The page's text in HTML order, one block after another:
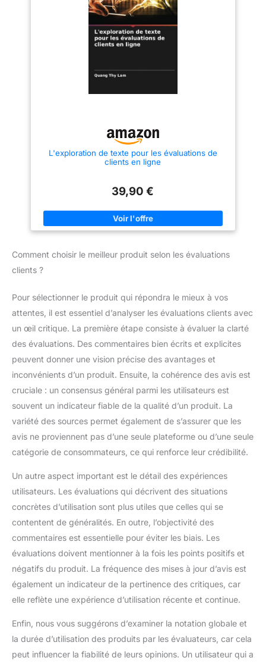
Disponible en format A6 ou A5,
blanc ou transparent ainsi
qu'avec des socles en MDF
Parfait comme présentoir d'avis
TECHNIQUE Prêt à l'emploi,
durable et sans entretien –
critiques Google et de visibilité
L'exploration de texte pour les évaluations de
clients en ligne
39,90 €
Comment choisir le meilleur produit selon les évaluations
clients ?
Pour sélectionner le produit qui répondra le mieux à vos
attentes, il est essentiel d’analyser les évaluations clients avec
un œil critique. La première étape consiste à évaluer la clarté
des évaluations. Des commentaires bien écrits et explicites
peuvent donner une vision précise des avantages et
inconvénients d’un produit. Ensuite, la cohérence des avis est
cruciale : un consensus général parmi les utilisateurs est
souvent un indicateur fiable de la qualité d’un produit. La
variété des sources permet également de s’assurer que les
avis ne proviennent pas d’une seule plateforme ou d’une seule
catégorie de consommateurs, ce qui renforce leur crédibilité.
Un autre aspect important est le détail des expériences
utilisateurs. Les évaluations qui décrivent des situations
concrètes d’utilisation sont plus utiles que celles qui se
contentent de généralités. En outre, l’objectivité des
commentaires est essentielle pour éviter les biais. Les
évaluations doivent mentionner à la fois les points positifs et
négatifs du produit. La fréquence des mises à jour d’avis est
également un indicateur de la pertinence des critiques, car
elle reflète une expérience d’utilisation récente et continue.
Enfin, nous vous suggérons d’examiner la notation globale et
la durée d’utilisation des produits par les évaluateurs, car cela
peut influencer la fiabilité de leurs opinions. Un utilisateur qui a